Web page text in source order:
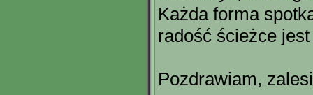
Każda forma
radość ścieżce
Pozdrawiam,